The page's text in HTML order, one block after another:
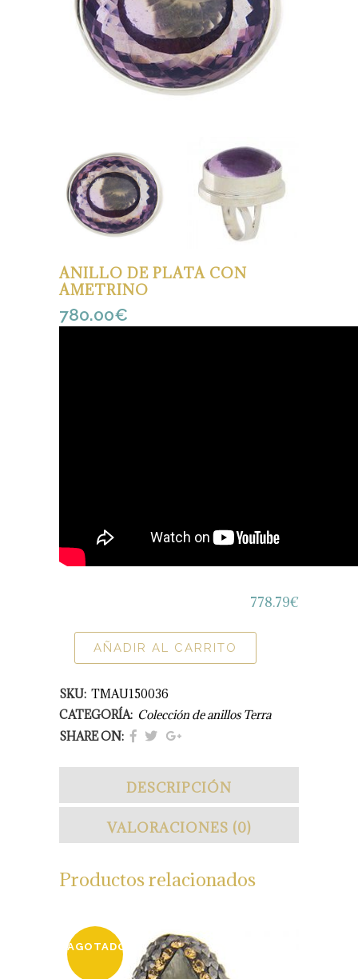
ANILLO DE PLATA CON
AMETRINO
780.00€
778.79€
AÑADIR AL CARRITO
SKU: TMAU150036
CATEGORÍA: Colección de anillos Terra
SHARE ON:
DESCRIPCIÓN
VALORACIONES (0)
Productos relacionados
AGOTADO